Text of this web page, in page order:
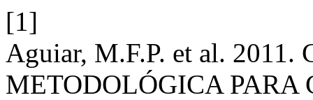
[1]
Aguiar, M.F.P. et al.
METODOLÓGICA